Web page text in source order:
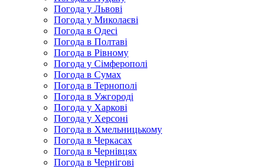
Погода у Львові
Погода у Миколаєві
Погода в Одесі
Погода в Полтаві
Погода в Рівному
Погода у Сімферополі
Погода в Сумах
Погода в Тернополі
Погода в Ужгороді
Погода у Харкові
Погода у Херсоні
Погода в Хмельницькому
Погода в Черкасах
Погода в Чернівцях
Погода в Чернігові